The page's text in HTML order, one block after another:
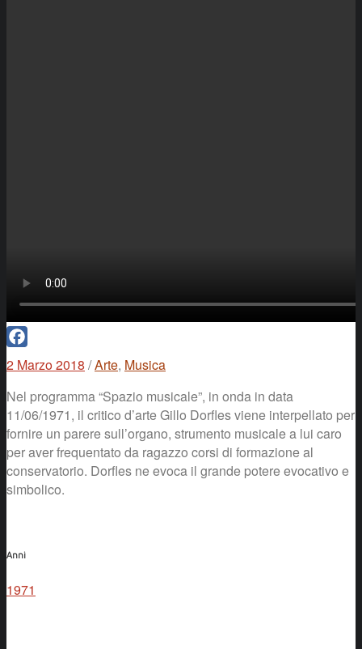
Facebook
2 Marzo 2018 /Arte, Musica
Nel programma “Spazio musicale”, in onda in data
11/06/1971, il critico d’arte Gillo Dorfles viene interpellato per
fornire un parere sull’organo, strumento musicale a lui caro
per aver frequentato da ragazzo corsi di formazione al
conservatorio. Dorfles ne evoca il grande potere evocativo e
simbolico.
Anni
1971